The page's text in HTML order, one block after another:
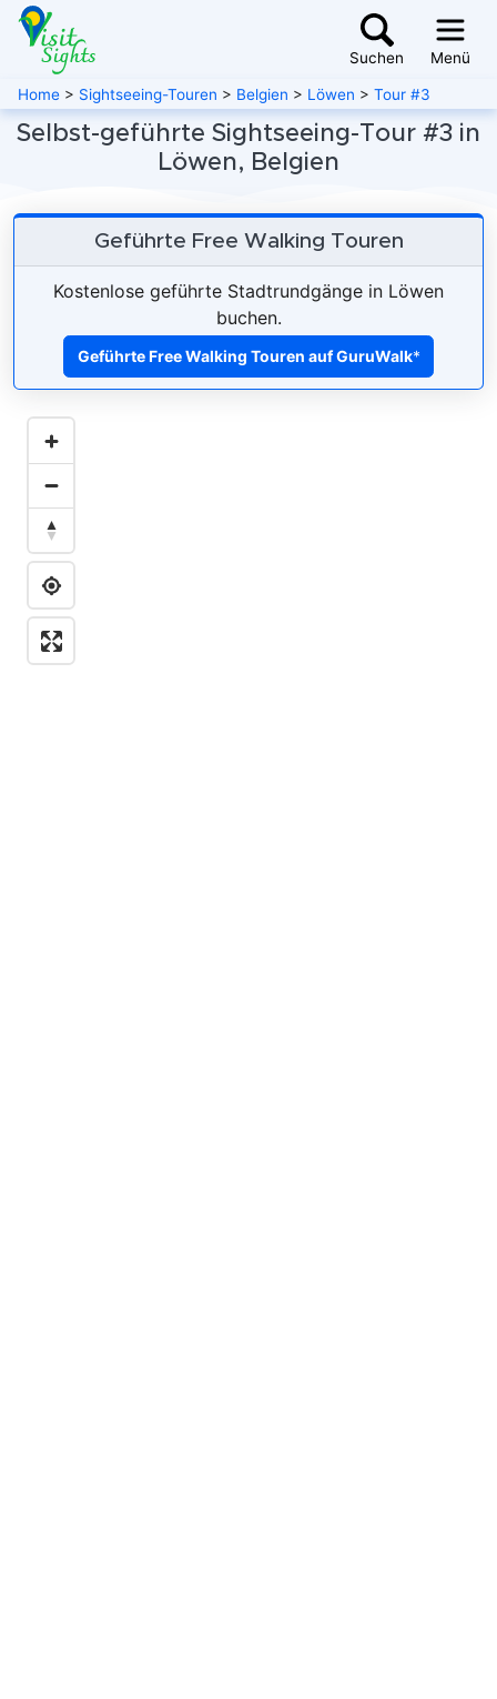
Suchen Menü
Home > Sightseeing-Touren > Belgien > Löwen > Tour #3
Selbst-geführte Sightseeing-Tour #3 in
Löwen, Belgien
Geführte Free Walking Touren
Kostenlose geführte Stadtrundgänge in Löwen
buchen.
Geführte Free Walking Touren auf GuruWalk*